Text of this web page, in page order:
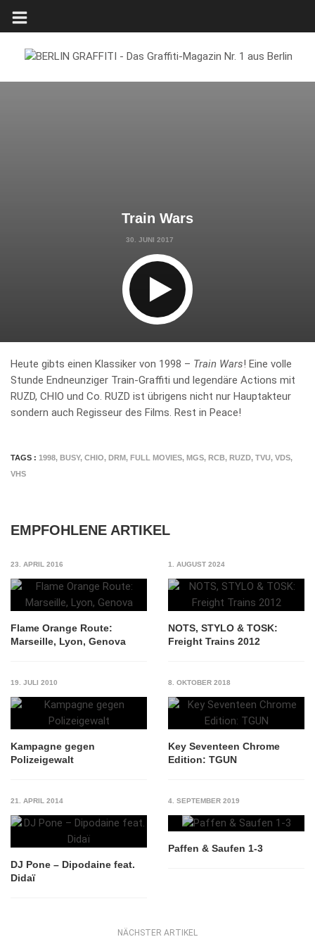
Train Wars
30. JUNI 2017
Heute gibts einen Klassiker von 1998 – Train Wars! Eine volle
Stunde Endneunziger Train-Graffiti und legendäre Actions mit
RUZD, CHIO und Co. RUZD ist übrigens nicht nur Hauptakteur
sondern auch Regisseur des Films. Rest in Peace!
TAGS : 1998, BUSY, CHIO, DRM, FULL MOVIES, MGS, RCB, RUZD, TVU, VDS,
VHS
EMPFOHLENE ARTIKEL
23. APRIL 2016
Flame Orange Route:
Marseille, Lyon, Genova
1. AUGUST 2024
NOTS, STYLO & TOSK:
Freight Trains 2012
19. JULI 2010
Kampagne gegen
Polizeigewalt
8. OKTOBER 2018
Key Seventeen Chrome
Edition: TGUN
21. APRIL 2014
DJ Pone – Dipodaine feat.
Didaï
4. SEPTEMBER 2019
Paffen & Saufen 1-3
NÄCHSTER ARTIKEL